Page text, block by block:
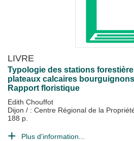
LIVRE
Typologie des stations
plateaux calcaires
Rapport floristique
Edith Chouffot
Dijon / : Centre Régional de la
188 p.
Plus d'information...